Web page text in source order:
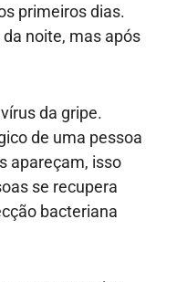
primeiros dias.
noite, mas após
da gripe.
de uma pessoa
apareçam, isso
se recupera
bacteriana